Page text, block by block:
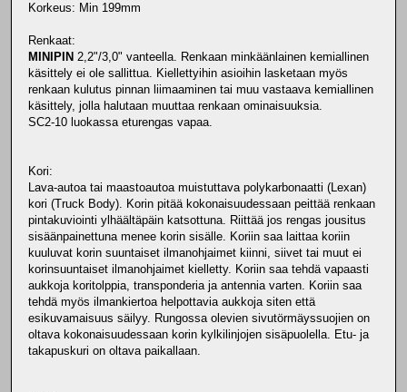
Korkeus: Min 199mm
Renkaat:
MINIPIN 2,2"/3,0" vanteella. Renkaan minkäänlainen kemiallinen
käsittely ei ole sallittua. Kiellettyihin asioihin lasketaan myös
renkaan kulutus pinnan liimaaminen tai muu vastaava kemiallinen
käsittely, jolla halutaan muuttaa renkaan ominaisuuksia.
SC2-10 luokassa eturengas vapaa.
Kori:
Lava-autoa tai maastoautoa muistuttava polykarbonaatti (Lexan)
kori (Truck Body). Korin pitää kokonaisuudessaan peittää renkaan
pintakuviointi ylhäältäpäin katsottuna. Riittää jos rengas jousitus
sisäänpainettuna menee korin sisälle. Koriin saa laittaa koriin
kuuluvat korin suuntaiset ilmanohjaimet kiinni, siivet tai muut ei
korinsuuntaiset ilmanohjaimet kielletty. Koriin saa tehdä vapaasti
aukkoja koritolppia, transponderia ja antennia varten. Koriin saa
tehdä myös ilmankiertoa helpottavia aukkoja siten että
esikuvamaisuus säilyy. Rungossa olevien sivutörmäyssuojien on
oltava kokonaisuudessaan korin kylkilinjojen sisäpuolella. Etu- ja
takapuskuri on oltava paikallaan.